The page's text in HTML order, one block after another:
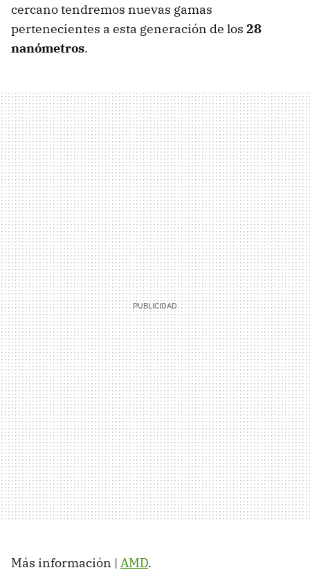
cercano tendremos nuevas gamas
pertenecientes a esta generación de los 28
nanómetros.
Más información | AMD.